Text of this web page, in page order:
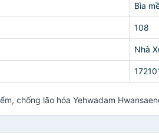
Bìa
108
Nhà
chống lão hóa Yehwadam